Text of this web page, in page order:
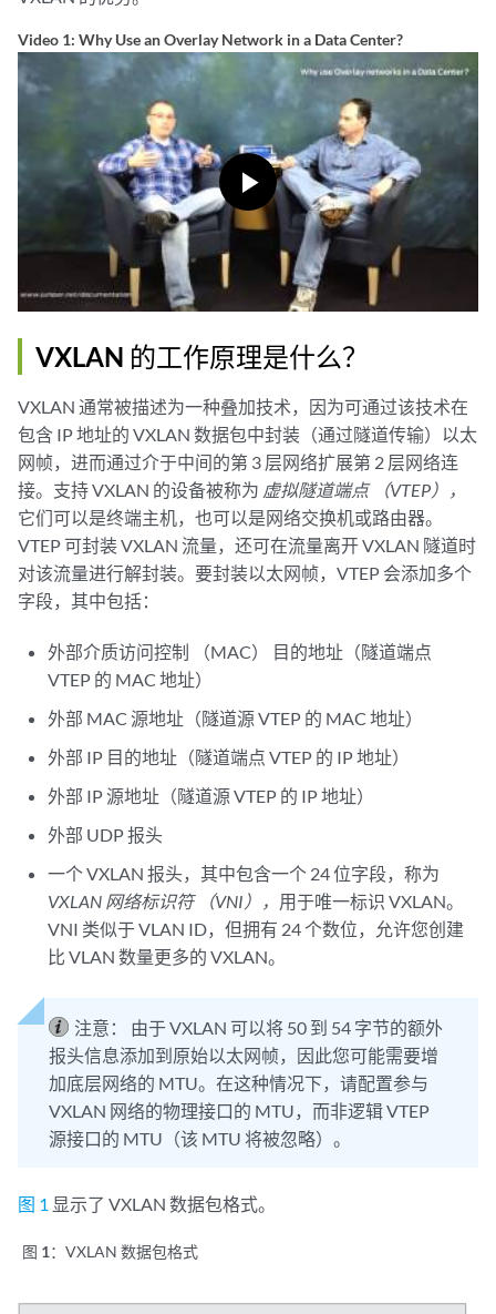
Video 1: Why Use an Overlay Network in a Data Center?
VXLAN 的工作原理是什么？
VXLAN 通常被描述为一种叠加技术，因为可通过该技术在
包含 IP 地址的 VXLAN 数据包中封装（通过隧道传输）以太
网帧，进而通过介于中间的第 3 层网络扩展第 2 层网络连
接。支持 VXLAN 的设备被称为 虚拟隧道端点 （VTEP），
它们可以是终端主机，也可以是网络交换机或路由器。
VTEP 可封装 VXLAN 流量，还可在流量离开 VXLAN 隧道时
对该流量进行解封装。要封装以太网帧，VTEP 会添加多个
字段，其中包括：
外部介质访问控制 （MAC） 目的地址（隧道端点
VTEP 的 MAC 地址）
外部 MAC 源地址（隧道源 VTEP 的 MAC 地址）
外部 IP 目的地址（隧道端点 VTEP 的 IP 地址）
外部 IP 源地址（隧道源 VTEP 的 IP 地址）
外部 UDP 报头
一个 VXLAN 报头，其中包含一个 24 位字段，称为
VXLAN 网络标识符 （VNI）， 用于唯一标识 VXLAN。
VNI 类似于 VLAN ID，但拥有 24 个数位，允许您创建
比 VLAN 数量更多的 VXLAN。
注意：
由于 VXLAN 可以将 50 到 54 字节的额外
报头信息添加到原始以太网帧，因此您可能需要增
加底层网络的 MTU。在这种情况下，请配置参与
VXLAN 网络的物理接口的 MTU，而非逻辑 VTEP
源接口的 MTU（该 MTU 将被忽略）。
图 1 显示了 VXLAN 数据包格式。
图 1： VXLAN 数据包格式